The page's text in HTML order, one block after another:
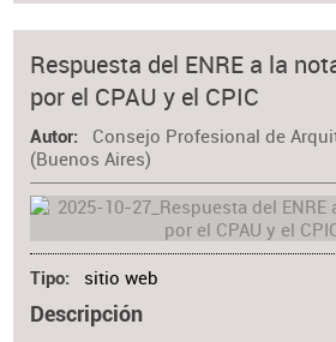
Respuesta del ENRE a la
por el CPAU y el CPIC
Autor
Consejo Profesional de
(Buenos Aires)
Tipo sitio web
Descripción